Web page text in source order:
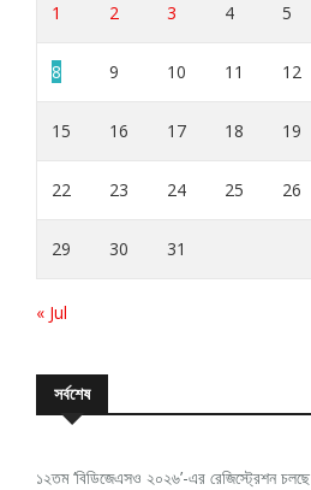
1 2 3 4 5
8 9 10 11 12
15 16 17 18 19
22 23 24 25 26
29 30 31
« Jul
সর্বশেষ
১২তম ‘বিডিজেএসও ২০২৬’-এর রেজিস্ট্রেশন চলছে